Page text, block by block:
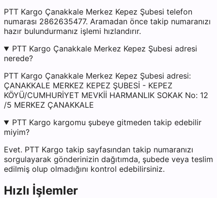
PTT Kargo Çanakkale Merkez Kepez Şubesi telefon
numarası 2862635477. Aramadan önce takip numaranızı
hazır bulundurmanız işlemi hızlandırır.
PTT Kargo Çanakkale Merkez Kepez Şubesi adresi
nerede?
PTT Kargo Çanakkale Merkez Kepez Şubesi adresi:
ÇANAKKALE MERKEZ KEPEZ ŞUBESİ - KEPEZ
KÖYÜ/CUMHURİYET MEVKİİ HARMANLIK SOKAK No: 12
/5 MERKEZ ÇANAKKALE
PTT Kargo kargomu şubeye gitmeden takip edebilir
miyim?
Evet. PTT Kargo takip sayfasından takip numaranızı
sorgulayarak gönderinizin dağıtımda, şubede veya teslim
edilmiş olup olmadığını kontrol edebilirsiniz.
Hızlı İşlemler